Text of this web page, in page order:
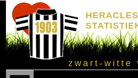
zwart-witte